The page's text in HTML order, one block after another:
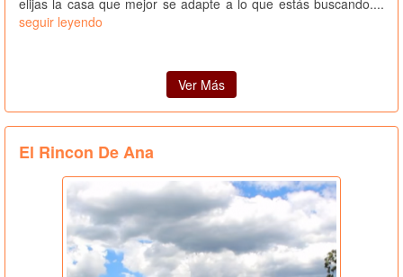
seguir leyendo
Ver Más
El Rincon De Ana